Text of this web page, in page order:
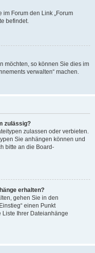
Forum den Link „Forum
befindet.
möchten, so können Sie dies im
verwalten“ machen.
zulässig?
zulassen oder verbieten.
Sie anhängen können und
bitte an die Board-
erhalten?
gehen Sie in den
einen Punkt
Liste Ihrer Dateianhänge